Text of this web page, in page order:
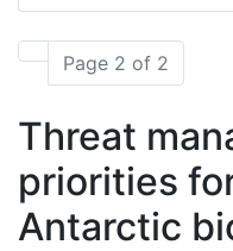
Page 2 of 2
Threat
priorities
Antarctic